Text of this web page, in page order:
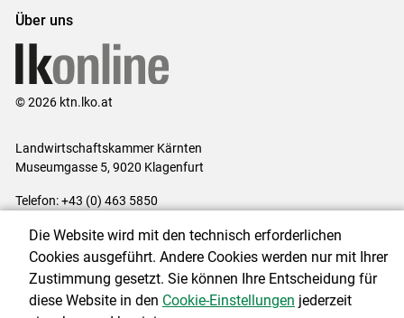
Über uns
© 2026 ktn.lko.at
Landwirtschaftskammer Kärnten
Museumgasse 5, 9020 Klagenfurt
Telefon: +43 (0) 463 5850
Impressum|Kontakt|Datenschutzerklärung|Barrierefreiheit|
Cookie-Einstellungen
Die Website wird mit den technisch erforderlichen
Cookies ausgeführt. Andere Cookies werden nur mit Ihrer
Zustimmung gesetzt. Sie können Ihre Entscheidung für
diese Website in den Cookie-Einstellungen jederzeit